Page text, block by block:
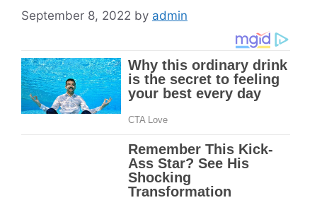
September 8, 2022 by admin